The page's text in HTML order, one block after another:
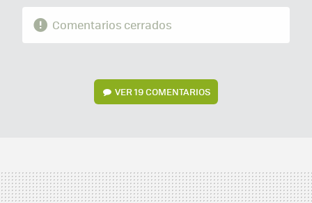
Comentarios cerrados
VER19 COMENTARIOS